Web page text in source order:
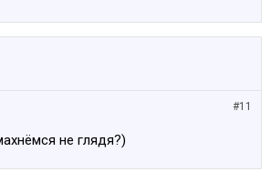
#11
не глядя?)